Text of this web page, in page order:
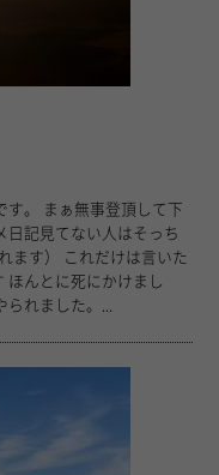
は言いた
られました。...